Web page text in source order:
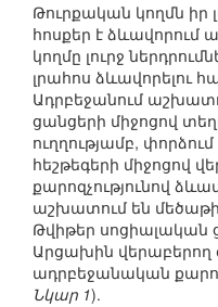
Թուրքական կողմն իր
հոսքեր է ձևավորում
կողմը լուրջ
լրահոս ձևավորելու
Ադրբեջանում
ցանցերի միջոցով
ուղղությամբ,
հեշթեգերի միջոցով
քարոզչությունով
աշխատում են
Թվիթեր սոցիալական
Արցախին վերաբերող
ադրբեջանական
Նկար 1).